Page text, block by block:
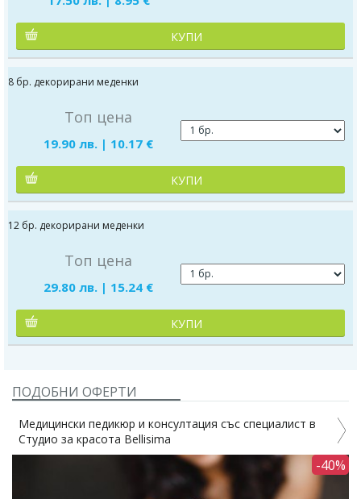
КУПИ
8 бр. декорирани меденки
Топ цена
19.90 лв. | 10.17 €
КУПИ
12 бр. декорирани меденки
Топ цена
29.80 лв. | 15.24 €
КУПИ
ПОДОБНИ ОФЕРТИ
Медицински педикюр и консултация със специалист в
Студио за красота Bellisima
-40%